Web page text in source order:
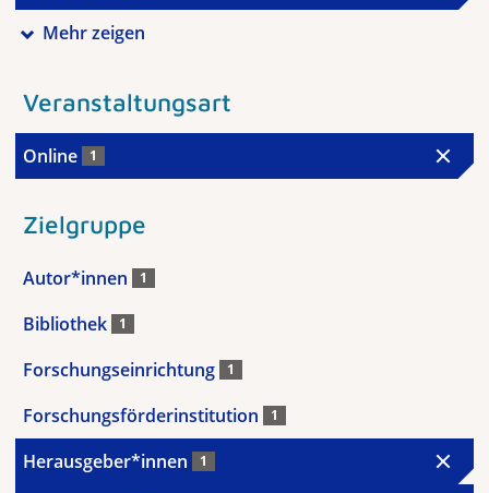
Mehr zeigen
Veranstaltungsart
Online 1
Zielgruppe
Autor*innen 1
Bibliothek 1
Forschungseinrichtung 1
Forschungsförderinstitution 1
Herausgeber*innen 1